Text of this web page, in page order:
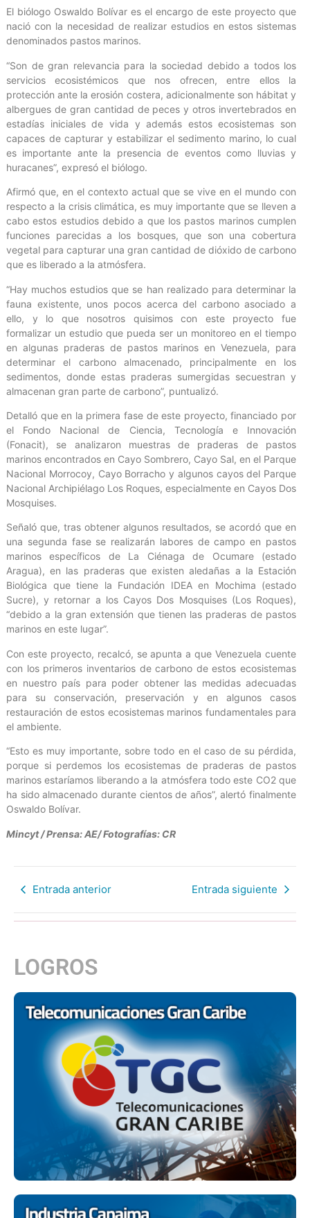
El biólogo Oswaldo Bolívar es el encargo de este proyecto que
nació con la necesidad de realizar estudios en estos sistemas
denominados pastos marinos.
“Son de gran relevancia para la sociedad debido a todos los
servicios ecosistémicos que nos ofrecen, entre ellos la
protección ante la erosión costera, adicionalmente son hábitat y
albergues de gran cantidad de peces y otros invertebrados en
estadías iniciales de vida y además estos ecosistemas son
capaces de capturar y estabilizar el sedimento marino, lo cual
es importante ante la presencia de eventos como lluvias y
huracanes”, expresó el biólogo.
Afirmó que, en el contexto actual que se vive en el mundo con
respecto a la crisis climática, es muy importante que se lleven a
cabo estos estudios debido a que los pastos marinos cumplen
funciones parecidas a los bosques, que son una cobertura
vegetal para capturar una gran cantidad de dióxido de carbono
que es liberado a la atmósfera.
“Hay muchos estudios que se han realizado para determinar la
fauna existente, unos pocos acerca del carbono asociado a
ello, y lo que nosotros quisimos con este proyecto fue
formalizar un estudio que pueda ser un monitoreo en el tiempo
en algunas praderas de pastos marinos en Venezuela, para
determinar el carbono almacenado, principalmente en los
sedimentos, donde estas praderas sumergidas secuestran y
almacenan gran parte de carbono”, puntualizó.
Detalló que en la primera fase de este proyecto, financiado por
el Fondo Nacional de Ciencia, Tecnología e Innovación
(Fonacit), se analizaron muestras de praderas de pastos
marinos encontrados en Cayo Sombrero, Cayo Sal, en el Parque
Nacional Morrocoy, Cayo Borracho y algunos cayos del Parque
Nacional Archipiélago Los Roques, especialmente en Cayos Dos
Mosquises.
Señaló que, tras obtener algunos resultados, se acordó que en
una segunda fase se realizarán labores de campo en pastos
marinos específicos de La Ciénaga de Ocumare (estado
Aragua), en las praderas que existen aledañas a la Estación
Biológica que tiene la Fundación IDEA en Mochima (estado
Sucre), y retornar a los Cayos Dos Mosquises (Los Roques),
“debido a la gran extensión que tienen las praderas de pastos
marinos en este lugar”.
Con este proyecto, recalcó, se apunta a que Venezuela cuente
con los primeros inventarios de carbono de estos ecosistemas
en nuestro país para poder obtener las medidas adecuadas
para su conservación, preservación y en algunos casos
restauración de estos ecosistemas marinos fundamentales para
el ambiente.
“Esto es muy importante, sobre todo en el caso de su pérdida,
porque si perdemos los ecosistemas de praderas de pastos
marinos estaríamos liberando a la atmósfera todo este CO2 que
ha sido almacenado durante cientos de años”, alertó finalmente
Oswaldo Bolívar.
Mincyt / Prensa: AE/ Fotografías: CR
Entrada anterior Entrada siguiente
LOGROS